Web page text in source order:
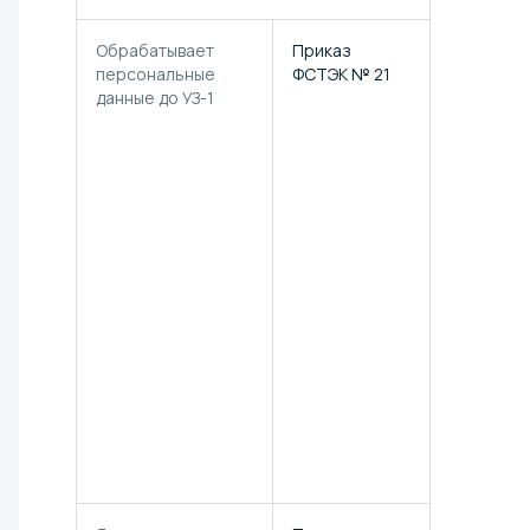
Обрабатывает
персональные
данные до УЗ-1
Приказ
ФСТЭК № 21